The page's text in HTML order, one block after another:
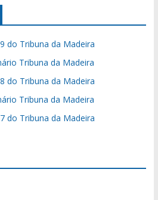
do Tribuna da Madeira
Tribuna da Madeira
do Tribuna da Madeira
Tribuna da Madeira
do Tribuna da Madeira